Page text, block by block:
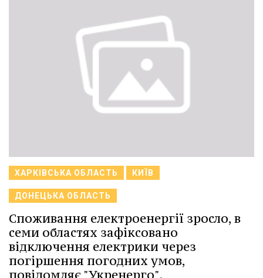
ХАРКІВСЬКА ОБЛАСТЬ КИЇВ
ДОНЕЦЬКА ОБЛАСТЬ
Споживання електроенергії зросло, в
семи областях зафіксовано
відключення електрики через
погіршення погодних умов,